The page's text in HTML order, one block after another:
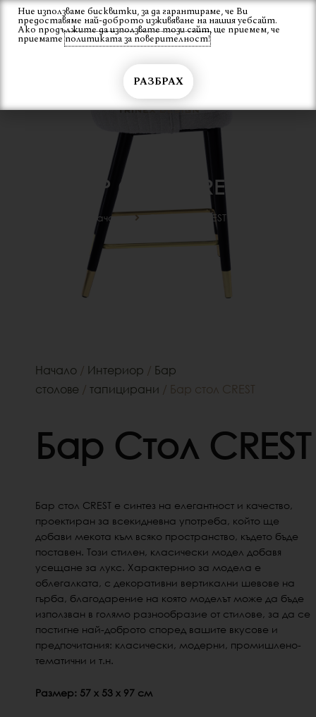
Skip
content
Вход
БАР СТОЛ CREST
Начало Бар стол CREST
Начало / Интериор / Бар
столове / тапицирани / Бар стол CREST
Бар Стол CREST
Бар стол CREST е синтез на елегантност и качество,
проектиран за всекидневна употреба, който ще
добави мекота към всяко пространство, където бъде
поставен. Този стилен, класически модел добавя
усещане за лукс. Характернио за модела е
облегалката, с декоративни вертикални шевове на
гърба, благодарение на която моделът може да бъде
използван в голямо разнообразие от стилове, за да се
постигне най-доброто според вашите вкусове и
предпочитания: класически, модерни, промишлено-
тематични и т.н.
Размер: 57 х 53 х 97 см
Ние използваме бисквитки, за да гарантираме, че Ви
предоставяме най-доброто изживяване на нашия уебсайт.
Ако продължите да използвате този сайт, ще приемем, че
приематеполитиката за поверителност!
РАЗБРАХ